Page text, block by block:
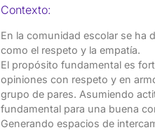
Contexto:
En la comunidad escolar se ha
como el respeto y la empatía.
El propósito fundamental es
opiniones con respeto y en
grupo de pares. Asumiendo
fundamental para una buena
Generando espacios de